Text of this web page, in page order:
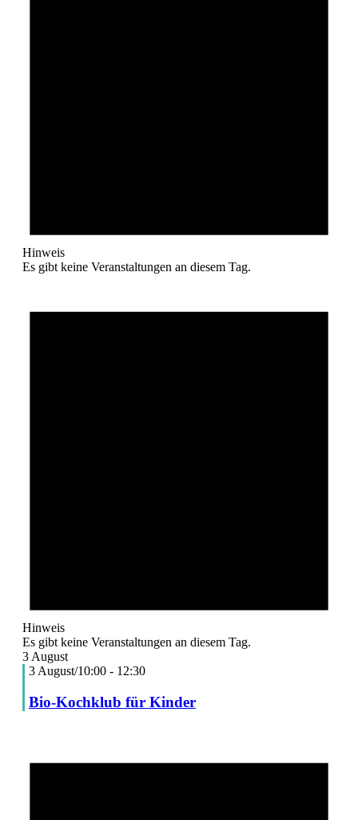
Hinweis
Es gibt keine Veranstaltungen an diesem Tag.
Hinweis
Es gibt keine Veranstaltungen an diesem Tag.
3 August
3 August/10:00 - 12:30
Bio-Kochklub für Kinder